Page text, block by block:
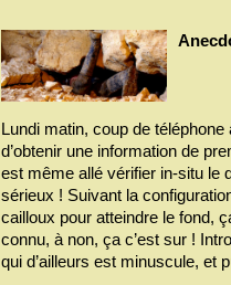
Lundi matin, coup de téléphone
d’obtenir une information de
est même allé vérifier in-situ le
sérieux ! Suivant la
cailloux pour atteindre le fond,
connu, à non, ça c’est sur !
qui d’ailleurs est minuscule, et